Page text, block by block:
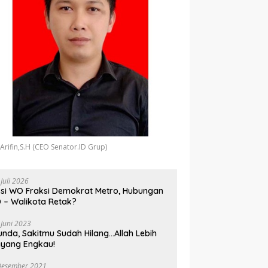
(CEO Senator.ID Grup)
2026
WO Fraksi Demokrat Metro, Hubungan
– Walikota Retak?
2023
Sakitmu Sudah Hilang…Allah Lebih
Engkau!
2021